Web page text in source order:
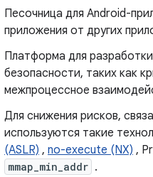
Песочница для Android-
приложения от других
Платформа для
безопасности, таких как
межпроцессное
Для снижения рисков,
используются такие
(ASLR) , no-execute (NX) ,
mmap_min_addr .